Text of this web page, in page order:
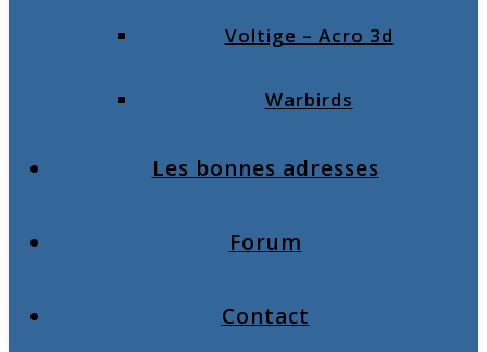
Voltige – Acro 3d
Warbirds
Les bonnes adresses
Forum
Contact